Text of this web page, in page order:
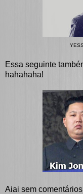
Essa seguinte
hahahaha!
Aiai sem